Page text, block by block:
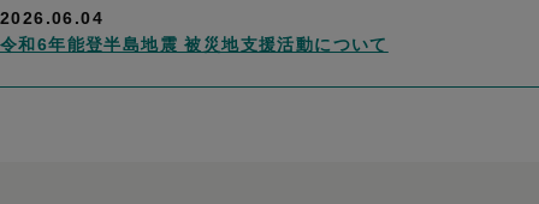
2026.06.04
令和6年能登半島地震 被災地支援活動について